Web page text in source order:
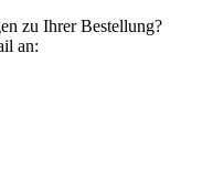
zu Ihrer Bestellung?
an: